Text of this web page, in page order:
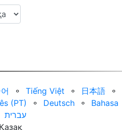
⚬ Tiếng Việt ⚬ 日本語 ⚬
(PT) ⚬ Deutsch ⚬
Bahasa
עברית‏
Қазақ